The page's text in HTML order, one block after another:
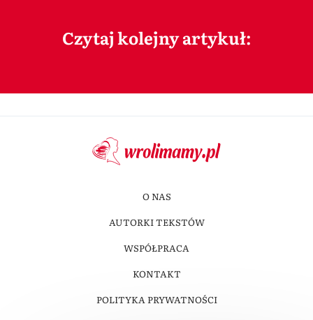
Czytaj kolejny artykuł:
O NAS
AUTORKI TEKSTÓW
WSPÓŁPRACA
KONTAKT
POLITYKA PRYWATNOŚCI